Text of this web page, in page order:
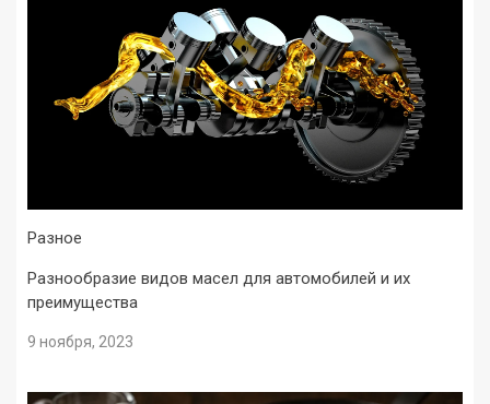
Разное
Разнообразие видов масел для автомобилей и их
преимущества
9 ноября, 2023